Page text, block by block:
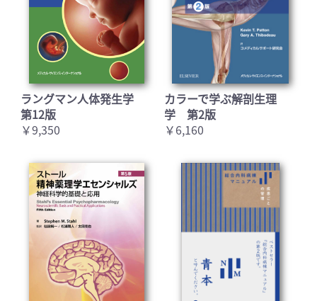
ラングマン人体発生学
第12版
￥9,350
カラーで学ぶ解剖生理
学 第2版
￥6,160